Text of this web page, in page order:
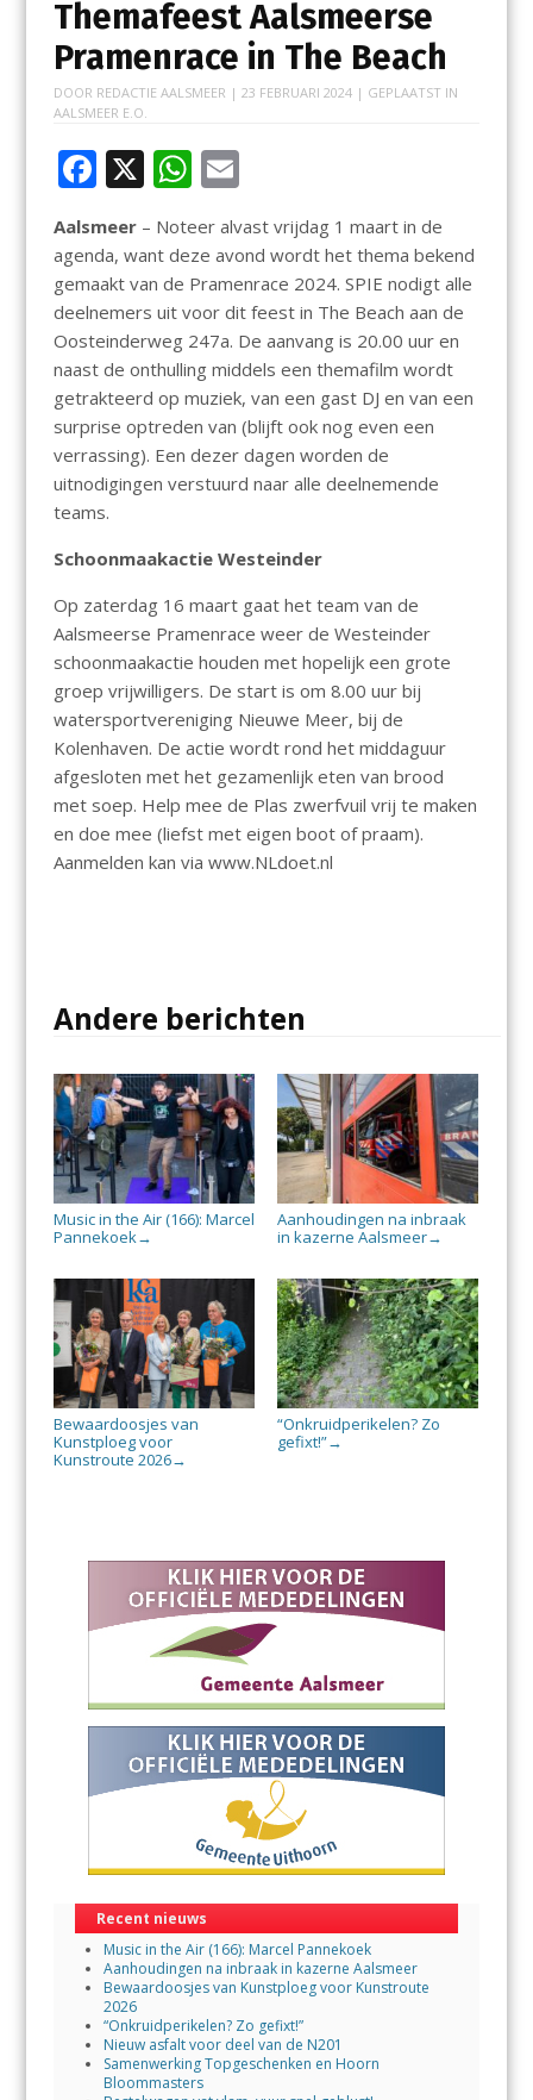
Themafeest Aalsmeerse
Pramenrace in The Beach
DOOR REDACTIE AALSMEER | 23 FEBRUARI 2024| GEPLAATST IN
AALSMEER E.O.
F
e
b
o
o
k
X W
at
s
A
p
p
E
ai
l
Aalsmeer– Noteer alvast vrijdag 1 maart in de
agenda, want deze avond wordt het thema bekend
gemaakt van de Pramenrace 2024. SPIE nodigt alle
deelnemers uit voor dit feest in The Beach aan de
Oosteinderweg 247a. De aanvang is 20.00 uur en
naast de onthulling middels een themafilm wordt
getrakteerd op muziek, van een gast DJ en van een
surprise optreden van (blijft ook nog even een
verrassing). Een dezer dagen worden de
uitnodigingen verstuurd naar alle deelnemende
teams.
Schoonmaakactie Westeinder
Op zaterdag 16 maart gaat het team van de
Aalsmeerse Pramenrace weer de Westeinder
schoonmaakactie houden met hopelijk een grote
groep vrijwilligers. De start is om 8.00 uur bij
watersportvereniging Nieuwe Meer, bij de
Kolenhaven. De actie wordt rond het middaguur
afgesloten met het gezamenlijk eten van brood
met soep. Help mee de Plas zwerfvuil vrij te maken
en doe mee (liefst met eigen boot of praam).
Aanmelden kan via www.NLdoet.nl
Andere berichten
Music in the Air (166): Marcel
Pannekoek→
Aanhoudingen na inbraak
in kazerne Aalsmeer→
Bewaardoosjes van
Kunstploeg voor
Kunstroute 2026→
“Onkruidperikelen? Zo
gefixt!”→
Recent nieuws
Music in the Air (166): Marcel Pannekoek
Aanhoudingen na inbraak in kazerne Aalsmeer
Bewaardoosjes van Kunstploeg voor Kunstroute
2026
“Onkruidperikelen? Zo gefixt!”
Nieuw asfalt voor deel van de N201
Samenwerking Topgeschenken en Hoorn
Bloommasters